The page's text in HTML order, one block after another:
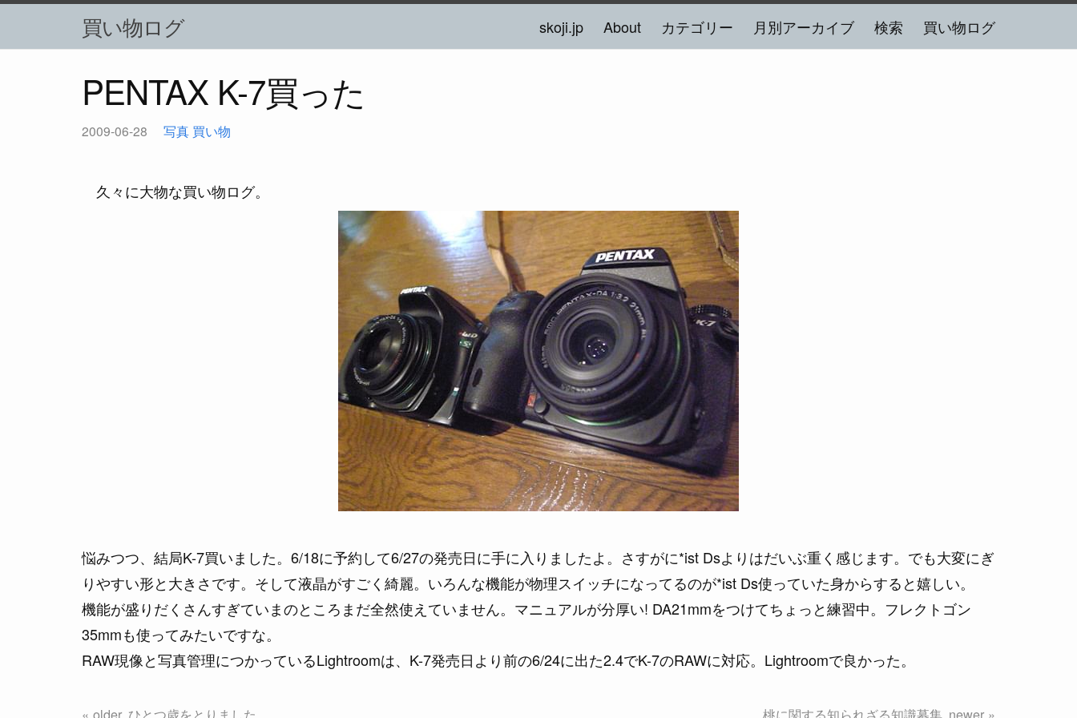
買い物ログ skoji.jp About カテゴリー 月別アーカイブ 検索 買い物ログ
PENTAX K-7買った
2009-06-28 写真 買い物
久々に大物な買い物ログ。
悩みつつ、結局K-7買いました。6/18に予約して6/27の発売日に手に入りましたよ。さすがに*ist Dsよりはだいぶ重く感じます。でも大変にぎ
りやすい形と大きさです。そして液晶がすごく綺麗。いろんな機能が物理スイッチになってるのが*ist Ds使っていた身からすると嬉しい。
機能が盛りだくさんすぎていまのところまだ全然使えていません。マニュアルが分厚い! DA21mmをつけてちょっと練習中。フレクトゴン
35mmも使ってみたいですな。
RAW現像と写真管理につかっているLightroomは、K-7発売日より前の6/24に出た2.4でK-7のRAWに対応。Lightroomで良かった。
ひとつ歳をとりました 桃に関する知られざる知識募集